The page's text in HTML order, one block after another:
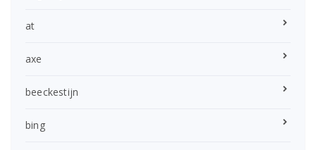
at
axe
beeckestijn
bing